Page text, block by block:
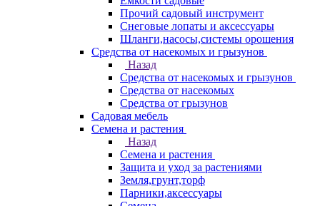
Прочий садовый инструмент
Снеговые лопаты и аксессуары
Шланги,насосы,системы орошения
Средства от насекомых и грызунов
Назад
Средства от насекомых и грызунов
Средства от насекомых
Средства от грызунов
Садовая мебель
Семена и растения
Назад
Семена и растения
Защита и уход за растениями
Земля,грунт,торф
Парники,аксессуары